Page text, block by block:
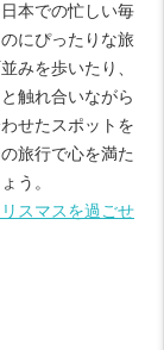
本での忙しい毎
にぴったりな旅
みを歩いたり、
触れ合いながら
せたスポットを
旅行で心を満た
う。
スマスを過ごせ